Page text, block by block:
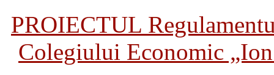
PROIECTUL
Colegiului Economic